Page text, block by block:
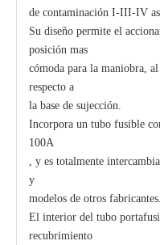
de contaminación I-III-IV
Su diseño permite el
posición mas
cómoda para la maniobra,
respecto a
la base de sujección.
Incorpora un tubo fusible
100A
, y es totalmente
y
modelos de otros fabricantes.
El interior del tubo
recubrimiento